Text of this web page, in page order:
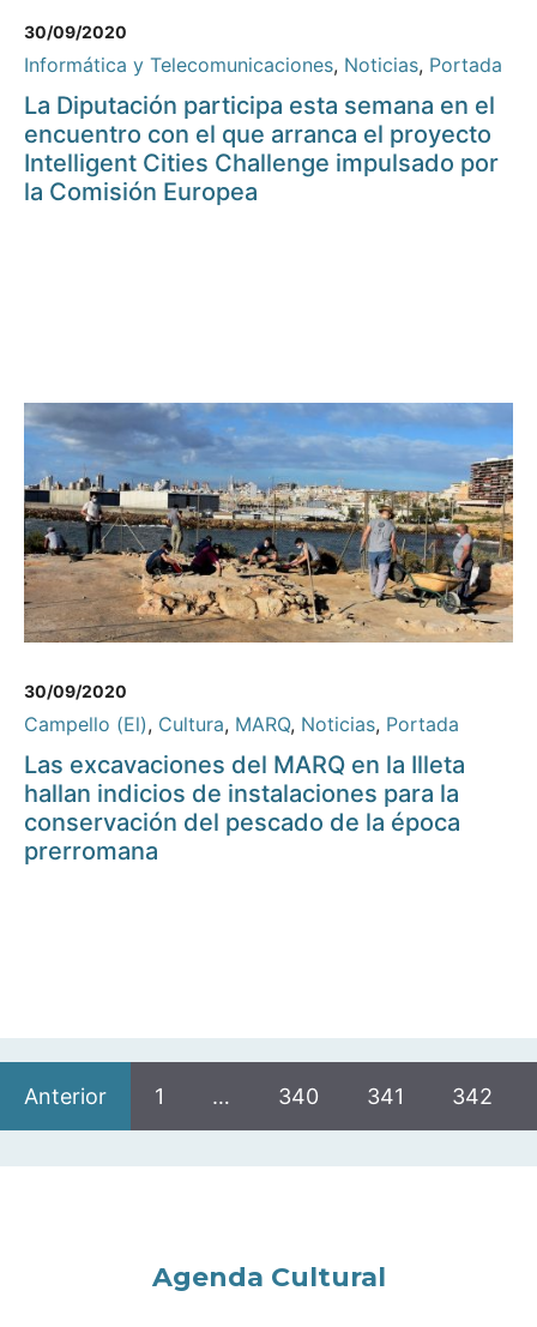
30/09/2020
Informática y Telecomunicaciones, Noticias, Portada
La Diputación participa esta semana en el
encuentro con el que arranca el proyecto
Intelligent Cities Challenge impulsado por
la Comisión Europea
30/09/2020
Campello (El), Cultura, MARQ, Noticias, Portada
Las excavaciones del MARQ en la Illeta
hallan indicios de instalaciones para la
conservación del pescado de la época
prerromana
Anterior 1 … 340 341 342
Agenda Cultural